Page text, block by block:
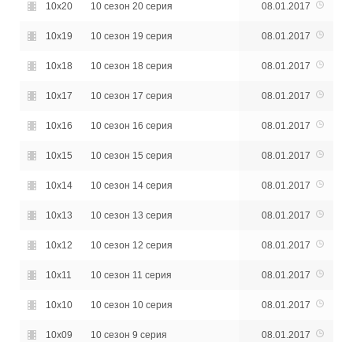
10x20 10 сезон 20 серия 08.01.2017
10x19 10 сезон 19 серия 08.01.2017
10x18 10 сезон 18 серия 08.01.2017
10x17 10 сезон 17 серия 08.01.2017
10x16 10 сезон 16 серия 08.01.2017
10x15 10 сезон 15 серия 08.01.2017
10x14 10 сезон 14 серия 08.01.2017
10x13 10 сезон 13 серия 08.01.2017
10x12 10 сезон 12 серия 08.01.2017
10x11 10 сезон 11 серия 08.01.2017
10x10 10 сезон 10 серия 08.01.2017
10x09 10 сезон 9 серия 08.01.2017